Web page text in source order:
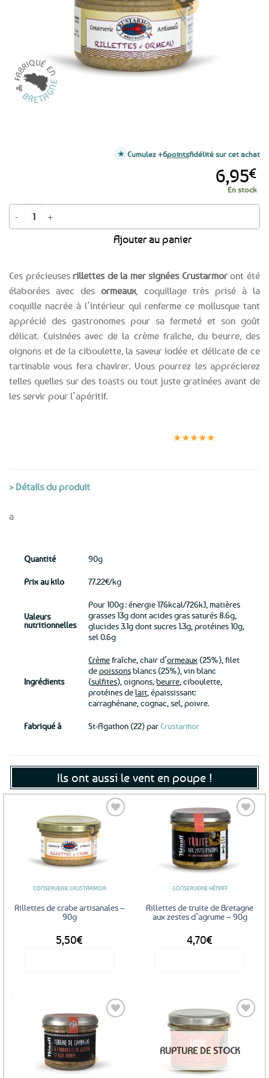
Ces précieusesrillettes de la mer signées Crustarmoront été
élaborées avec desormeaux, coquillage très prisé à la
coquille nacrée à l’intérieur qui renferme ce mollusque tant
apprécié des gastronomes pour sa fermeté et son goût
délicat. Cuisinées avec de la crème fraîche, du beurre, des
oignons et de la ciboulette, la saveur iodée et délicate de ce
tartinable vous fera chavirer. Vous pourrez les apprécierez
telles quelles sur des toasts ou tout juste gratinées avant de
les servir pour l’apéritif.
6,95€
En stock
quantité de Rillettes d'ormeaux traditionnelles - 90g
Ajouter au panier
Cumulez +6pointsfidélité sur cet achat
★★★★★
> Détails du produit
a
Quantité 90g
Prix au kilo 77.22€/kg
Valeurs
nutritionnelles
Pour 100g : énergie 176kcal/726kJ, matières
grasses 13g dont acides gras saturés 8.6g,
glucides 3.1g dont sucres 1.3g, protéines 10g,
sel 0.6g
Ingrédients
Crèmefraîche, chair d’ormeaux (25%), filet
depoissonsblancs (25%), vin blanc
(sulfites), oignons, beurre , ciboulette,
protéines delait , épaississant:
carraghénane, cognac, sel, poivre.
Fabriqué à St-Agathon (22) par Crustarmor
Ils ont aussi le vent en poupe !
favoris
CONSERVERIE CRUSTARMOR
Rillettes de crabe artisanales –
90g
5,50€
CONSERVERIE HÉNAFF
Rillettes de truite de Bretagne
aux zestes d’agrume – 90g
4,70€
favoris
Ajouter
aux
RUPTURE DE STOCK